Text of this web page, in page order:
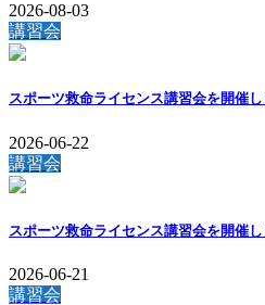
2026-08-03
講習会
スポーツ救命ライセンス講習会を開催
2026-06-22
講習会
スポーツ救命ライセンス講習会を開催
2026-06-21
講習会